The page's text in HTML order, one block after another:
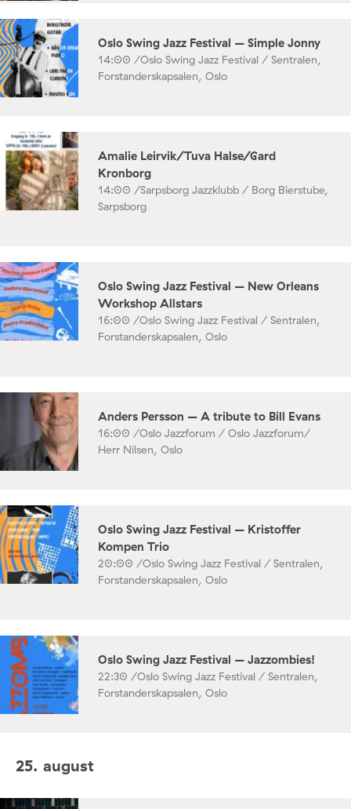
Oslo Swing Jazz Festival – Simple Jonny
14:00 /Oslo Swing Jazz Festival / Sentralen,
Forstanderskapsalen, Oslo
Amalie Leirvik/Tuva Halse/Gard
Kronborg
14:00 /Sarpsborg Jazzklubb / Borg Bierstube,
Sarpsborg
Oslo Swing Jazz Festival – New Orleans
Workshop Allstars
16:00 /Oslo Swing Jazz Festival / Sentralen,
Forstanderskapsalen, Oslo
Anders Persson – A tribute to Bill Evans
16:00 /Oslo Jazzforum / Oslo Jazzforum/
Herr Nilsen, Oslo
Oslo Swing Jazz Festival – Kristoffer
Kompen Trio
20:00 /Oslo Swing Jazz Festival / Sentralen,
Forstanderskapsalen, Oslo
Oslo Swing Jazz Festival – Jazzombies!
22:30 /Oslo Swing Jazz Festival / Sentralen,
Forstanderskapsalen, Oslo
25. august